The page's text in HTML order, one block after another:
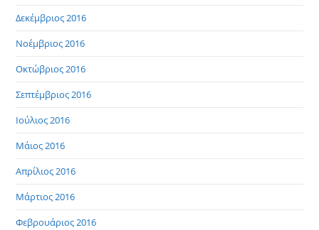
Δεκέμβριος 2016
Νοέμβριος 2016
Οκτώβριος 2016
Σεπτέμβριος 2016
Ιούλιος 2016
Μάιος 2016
Απρίλιος 2016
Μάρτιος 2016
Φεβρουάριος 2016